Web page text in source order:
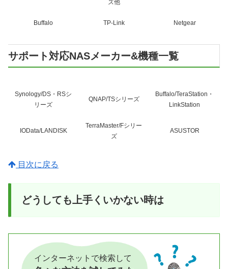
ズ他
Buffalo TP-Link Netgear
サポート対応NASメーカー&機種一覧
Synology/DS・RSシ
リーズ
QNAP/TSシリーズ
Buffalo/TeraStation・
LinkStation
IOData/LANDISK
TerraMaster/Fシリー
ズ
ASUSTOR
目次に戻る
どうしても上手くいかない時は
インターネットで検索して